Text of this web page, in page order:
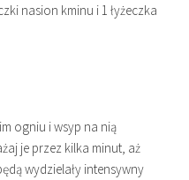
nasion kminu i 1 łyżeczka
ogniu i wsyp na nią
je przez kilka minut, aż
wydzielały intensywny